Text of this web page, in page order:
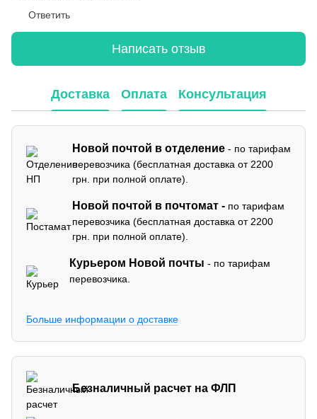
Ответить
Написать отзыв
Доставка Оплата Консультация
Новой почтой в отделение - по тарифам
перевозчика (бесплатная доставка от 2200
грн. при полной оплате).
Новой почтой в почтомат - по тарифам
перевозчика (бесплатная доставка от 2200
грн. при полной оплате).
Курьером Новой почты - по тарифам
перевозчика.
Больше информации о доставке
Безналичный расчет на ФЛП